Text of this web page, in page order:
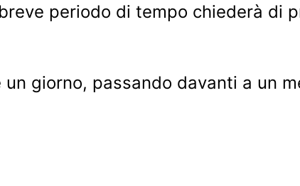
periodo di tempo chiederà di
giorno, passando davanti a un